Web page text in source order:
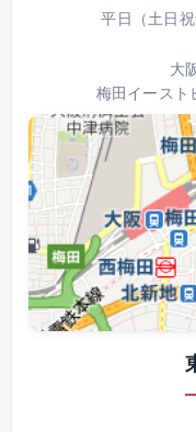
平日（土日
大
梅田イースト